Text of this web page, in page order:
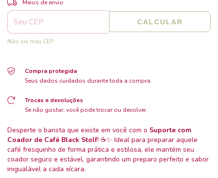
Meios de envio
CALCULAR
Não sei meu CEP
Compra protegida
Seus dados cuidados durante toda a compra.
Trocas e devoluções
Se não gostar, você pode trocar ou devolver.
Desperte o barista que existe em você com o Suporte com
Coador de Café Black Stolf! ☕✨ Ideal para preparar aquele
café fresquinho de forma prática e estilosa, ele mantém seu
coador seguro e estável, garantindo um preparo perfeito e sabor
inigualável a cada xícara.